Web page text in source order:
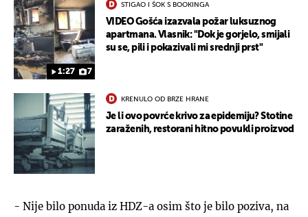
1:27 7
STIGAO I ŠOK S BOOKINGA
VIDEO Gošća izazvala požar luksuznog
apartmana. Vlasnik: "Dok je gorjelo, smijali
su se, pili i pokazivali mi srednji prst"
KRENULO OD BRZE HRANE
Je li ovo povrće krivo za epidemiju? Stotine
zaraženih, restorani hitno povukli proizvod
- Nije bilo ponuda iz HDZ-a osim što je bilo poziva, na